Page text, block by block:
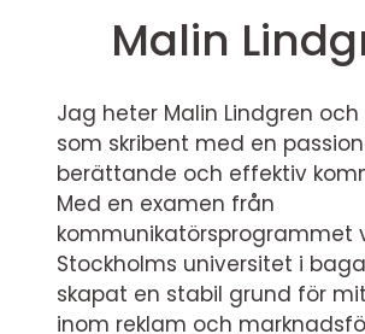
Malin
Jag heter Malin Lindgren
som skribent med en
berättande och effektiv
Med en examen från
kommunikatörsprogrammet
Stockholms universitet i
skapat en stabil grund för
inom reklam och